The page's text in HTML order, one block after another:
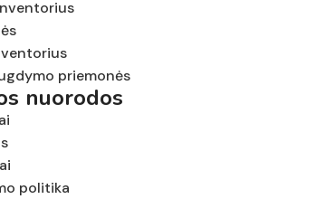
priemonės
nuorodos
politika